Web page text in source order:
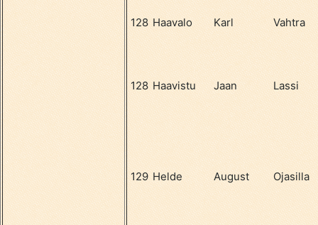
128 Haavalo Karl Vahtra
128 Haavistu Jaan Lassi
129 Helde August Ojasilla